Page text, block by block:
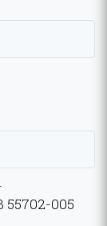
55702-005